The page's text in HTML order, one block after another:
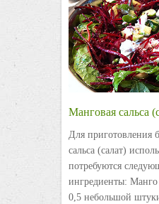
Манговая сальса
Для приготовления
сальса (салат)
потребуются
ингредиенты:
0,5 небольшой